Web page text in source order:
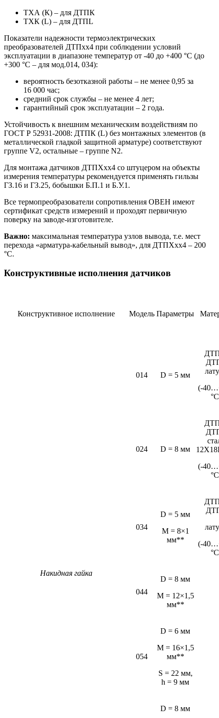
ТХА (К) – для ДТПК
ТХК (L) – для ДТПL
Показатели надежности термоэлектрических
преобразователей ДТПхх4 при соблюдении условий
эксплуатации в диапазоне температур от -40 до +400 °С (до
+300 °С – для мод.014, 034):
вероятность безотказной работы – не менее 0,95 за
16 000 час;
средний срок службы – не менее 4 лет;
гарантийный срок эксплуатации – 2 года.
Устойчивость к внешним механическим воздействиям по
ГОСТ Р 52931-2008: ДТПК (L) без монтажных элементов (в
металлической гладкой защитной арматуре) соответствуют
группе V2, остальные – группе N2.
Для монтажа датчиков ДТПХхх4 со штуцером на объекты
измерения температуры рекомендуется применять гильзы
ГЗ.16 и ГЗ.25, бобышки Б.П.1 и Б.У.1.
Все термопреобразователи сопротивления ОВЕН имеют
сертификат средств измерений и проходят первичную
поверку на заводе-изготовителе.
Важно: максимальная температура узлов вывода, т.е. мест
перехода «арматура-кабельный вывод», для ДТПХхх4 – 200
°С.
Конструктивные исполнения датчиков
Конструктивное исполнение Модель Параметры
014 D = 5 мм
(-
024 D = 8 мм
(-
Накидная гайка
034
D = 5 мм
М = 8×1
мм**
(-
044
D = 8 мм
M = 12×1,5
мм**
054
D = 6 мм
М = 16×1,5
мм**
S = 22 мм,
h = 9 мм
D = 8 мм